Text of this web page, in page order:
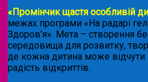
«Промінчик щастя особливій
межах програми «На радарі
Здоров’я». Мета – створення
середовища для розвитку,
де кожна дитина може відчути
радість відкриттів.